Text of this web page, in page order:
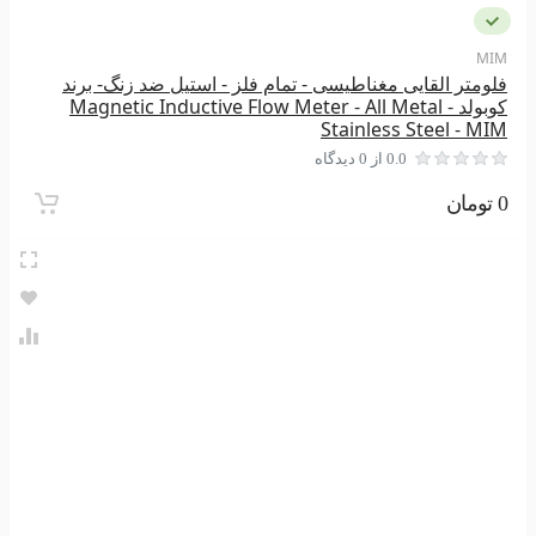
MIM
فلومتر القایی مغناطیسی - تمام فلز - استیل ضد زنگ- برند
کوبولد Magnetic Inductive Flow Meter - All Metal -
Stainless Steel - MIM
0.0 از 0 دیدگاه
0 تومان